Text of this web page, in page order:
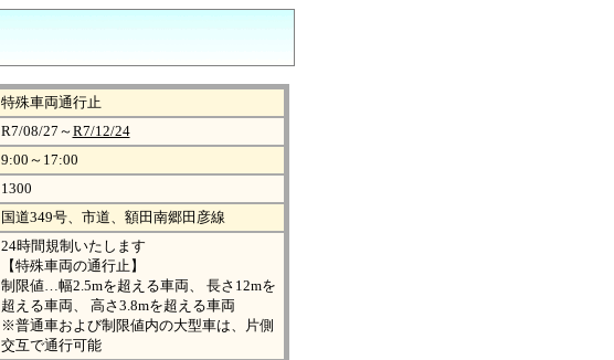
特殊車両通行止
R7/08/27～R7/12/24
9:00～17:00
1300
国道349号、市道、額田南郷田彦線
24時間規制いたします
【特殊車両の通行止】
制限値…幅2.5mを超える車両、 長さ12mを
超える車両、 高さ3.8mを超える車両
※普通車および制限値内の大型車は、片側
交互で通行可能